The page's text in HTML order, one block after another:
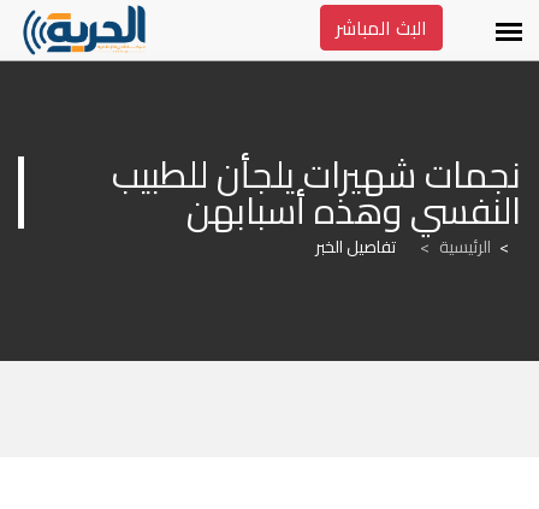
البث المباشر
النفسي وهذه أسبابهن
الرئيسية > تفاصيل الخبر